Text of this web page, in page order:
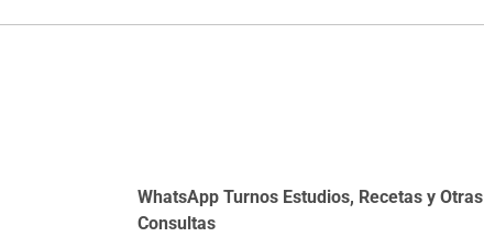
WhatsApp Turnos Estudios, Recetas y Otras
Consultas